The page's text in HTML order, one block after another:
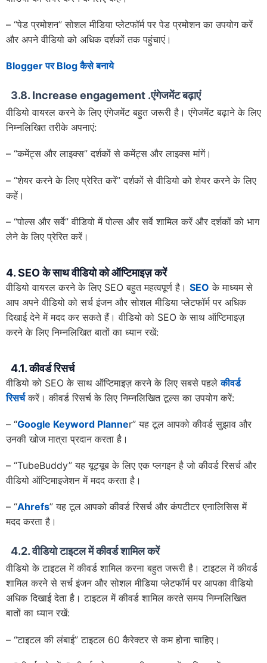
– “पेड प्रमोशन” सोशल मीडिया प्लेटफॉर्म पर पेड प्रमोशन का उपयोग करें
और अपने वीडियो को अधिक दर्शकों तक पहुंचाएं।
Blogger पर Blog कैसे बनाये
3.8. Increase engagement .एंगेजमेंट बढ़ाएं
वीडियो वायरल करने के लिए एंगेजमेंट बहुत जरूरी है। एंगेजमेंट बढ़ाने के लिए
निम्नलिखित तरीके अपनाएं:
– “कमेंट्स और लाइक्स” दर्शकों से कमेंट्स और लाइक्स मांगें।
– “शेयर करने के लिए प्रेरित करें” दर्शकों से वीडियो को शेयर करने के लिए
कहें।
– “पोल्स और सर्वे” वीडियो में पोल्स और सर्वे शामिल करें और दर्शकों को भाग
लेने के लिए प्रेरित करें।
4. SEO के साथ वीडियो को ऑप्टिमाइज़ करें
वीडियो वायरल करने के लिए SEO बहुत महत्वपूर्ण है। SEO के माध्यम से
आप अपने वीडियो को सर्च इंजन और सोशल मीडिया प्लेटफॉर्म पर अधिक
दिखाई देने में मदद कर सकते हैं। वीडियो को SEO के साथ ऑप्टिमाइज़
करने के लिए निम्नलिखित बातों का ध्यान रखें:
4.1. कीवर्ड रिसर्च
वीडियो को SEO के साथ ऑप्टिमाइज़ करने के लिए सबसे पहलेकीवर्ड
रिसर्चकरें। कीवर्ड रिसर्च के लिए निम्नलिखित टूल्स का उपयोग करें:
– “Google Keyword Planner” यह टूल आपको कीवर्ड सुझाव और
उनकी खोज मात्रा प्रदान करता है।
– “TubeBuddy” यह यूट्यूब के लिए एक प्लगइन है जो कीवर्ड रिसर्च और
वीडियो ऑप्टिमाइजेशन में मदद करता है।
– “Ahrefs” यह टूल आपको कीवर्ड रिसर्च और कंपटीटर एनालिसिस में
मदद करता है।
4.2. वीडियो टाइटल में कीवर्ड शामिल करें
वीडियो के टाइटल में कीवर्ड शामिल करना बहुत जरूरी है। टाइटल में कीवर्ड
शामिल करने से सर्च इंजन और सोशल मीडिया प्लेटफॉर्म पर आपका वीडियो
अधिक दिखाई देता है। टाइटल में कीवर्ड शामिल करते समय निम्नलिखित
बातों का ध्यान रखें:
– “टाइटल की लंबाई” टाइटल 60 कैरेक्टर से कम होना चाहिए।